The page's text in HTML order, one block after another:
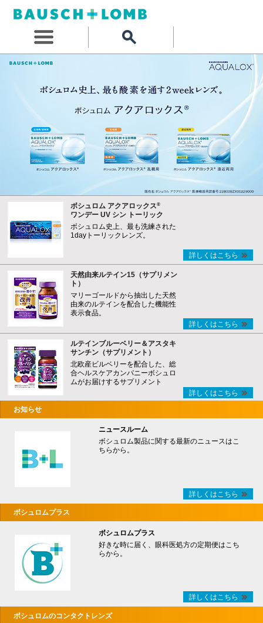
ボシュロム アクアロックス®
ワンデー UV シン トーリック
ボシュロム史上、最も洗練された
1dayトーリックレンズ。
詳しくはこちら
天然由来ルテイン15（サプリメン
ト）
マリーゴールドから抽出した天然
由来のルテインを配合した機能性
表示食品。
詳しくはこちら
ルテインブルーベリー＆アスタキ
サンチン（サプリメント）
北欧産ビルベリーを配合した、総
合ヘルスケアカンパニーボシュロ
ムがお届けするサプリメント
詳しくはこちら
お知らせ
ニュースルーム
ボシュロム製品に関する最新のニュースはこ
ちらから。
詳しくはこちら
ボシュロムプラス
ボシュロムプラス
好きな時に届く、眼科医処方の定期便はこち
らから。
詳しくはこちら
ボシュロムのコンタクトレンズ